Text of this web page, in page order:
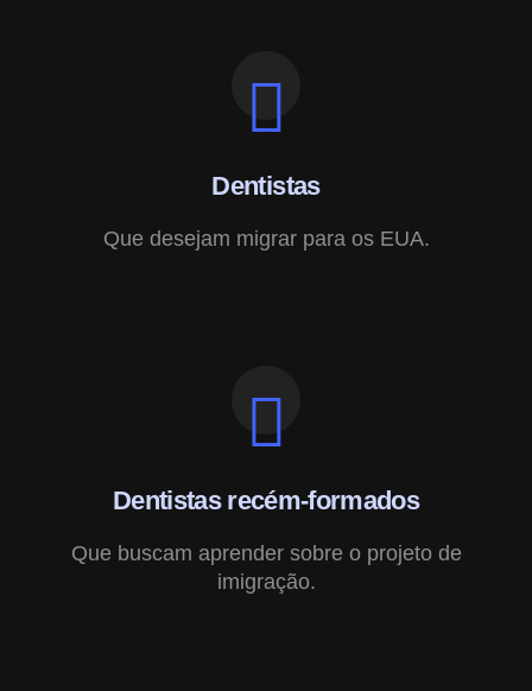
Dentistas
Que desejam migrar para os EUA.
Dentistas recém-formados
Que buscam aprender sobre o projeto de
imigração.